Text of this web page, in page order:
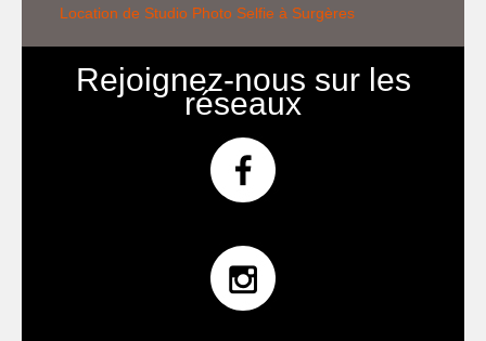
Location de Studio Photo Selfie à Surgères
Rejoignez-nous sur les
réseaux